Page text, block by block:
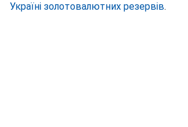
Україні золотовалютних резервів.